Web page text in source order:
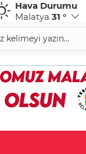
Hava Durumu
Malatya 31 °